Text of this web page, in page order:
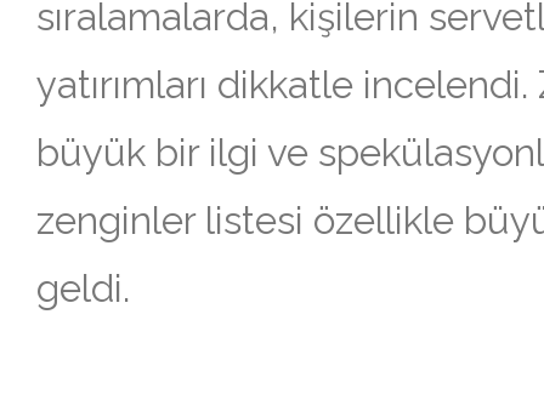
sıralamalarda, kişilerin
yatırımları dikkatle incelendi.
büyük bir ilgi ve
zenginler listesi özellikle
geldi.